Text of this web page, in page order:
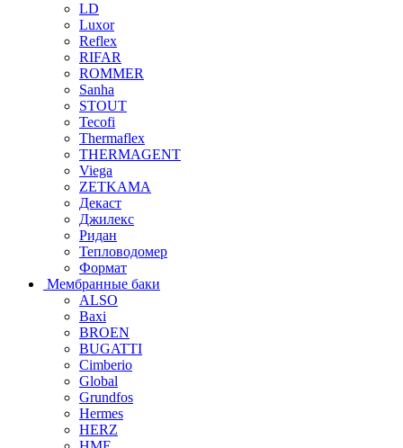
LD
Luxor
Reflex
RIFAR
ROMMER
Sanha
STOUT
Tecofi
Thermaflex
THERMAGENT
Viega
ZETKAMA
Декаст
Джилекс
Ридан
Тепловодомер
Формат
Мембранные баки
ALSO
Baxi
BROEN
BUGATTI
Cimberio
Global
Grundfos
Hermes
HERZ